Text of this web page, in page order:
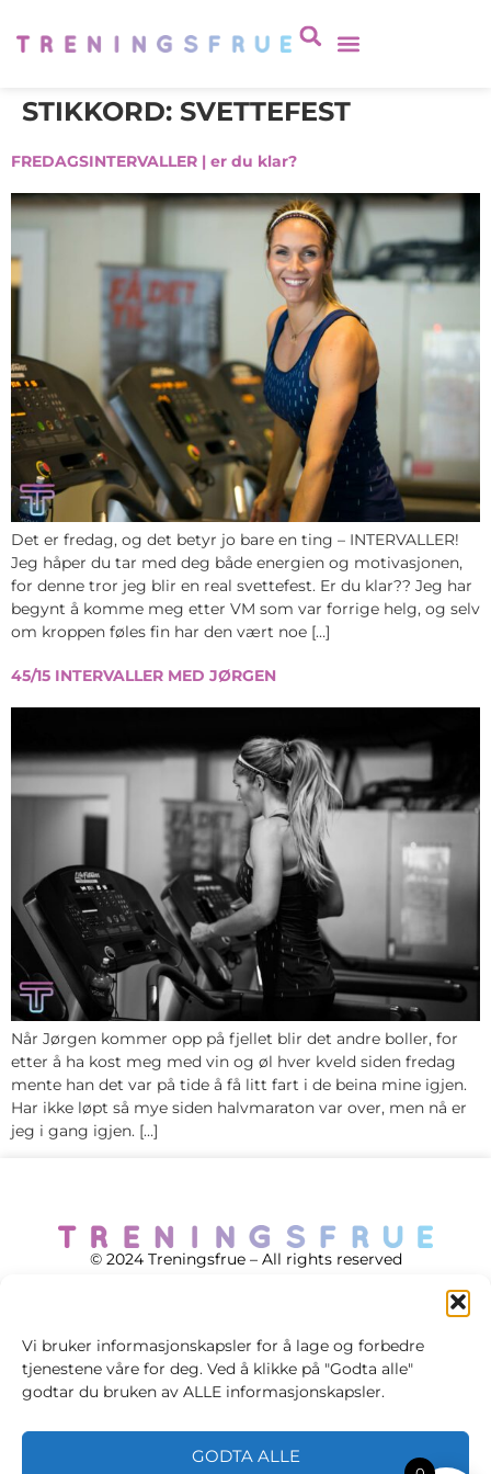
Vi bruker informasjonskapsler for å lage og forbedre
tjenestene våre for deg. Ved å klikke på "Godta alle"
godtar du bruken av ALLE informasjonskapsler.
GODTA ALLE
STIKKORD: SVETTEFEST
FREDAGSINTERVALLER | er du klar?
Det er fredag, og det betyr jo bare en ting – INTERVALLER!
Jeg håper du tar med deg både energien og motivasjonen,
for denne tror jeg blir en real svettefest. Er du klar?? Jeg har
begynt å komme meg etter VM som var forrige helg, og selv
om kroppen føles fin har den vært noe […]
45/15 INTERVALLER MED JØRGEN
Når Jørgen kommer opp på fjellet blir det andre boller, for
etter å ha kost meg med vin og øl hver kveld siden fredag
mente han det var på tide å få litt fart i de beina mine igjen.
Har ikke løpt så mye siden halvmaraton var over, men nå er
jeg i gang igjen. […]
© 2024 Treningsfrue – All rights reserved
Cookie policy
Personvernsvilkår